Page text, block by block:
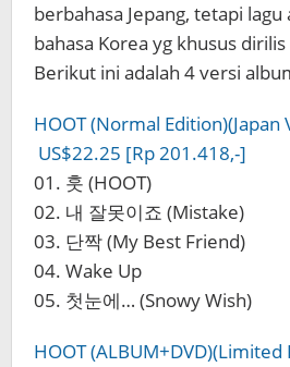
berbahasa Jepang, tetapi
bahasa Korea yg khusus
Berikut ini adalah 4 versi
HOOT (Normal Edition)(Japan
US$22.25 [Rp 201.418,-]
01. 훗 (HOOT)
02. 내 잘못이죠 (Mistake)
03. 단짝 (My Best Friend)
04. Wake Up
05. 첫눈에… (Snowy Wish)
HOOT (ALBUM+DVD)(Limited